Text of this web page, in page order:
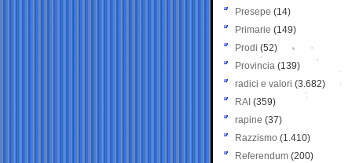
Presepe (14)
Primarie (149)
Prodi (52)
Provincia (139)
radici e valori (3.682)
RAI (359)
rapine (37)
Razzismo (1.410)
Referendum (200)